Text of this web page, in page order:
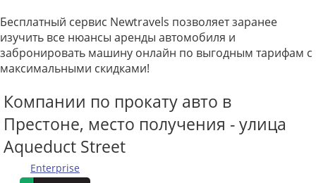
Бесплатный сервис Newtravels позволяет заранее
изучить все нюансы аренды автомобиля и
забронировать машину онлайн по выгодным тарифам с
максимальными скидками!
Компании по прокату авто в
Престоне, место получения - улица
Aqueduct Street
Enterprise